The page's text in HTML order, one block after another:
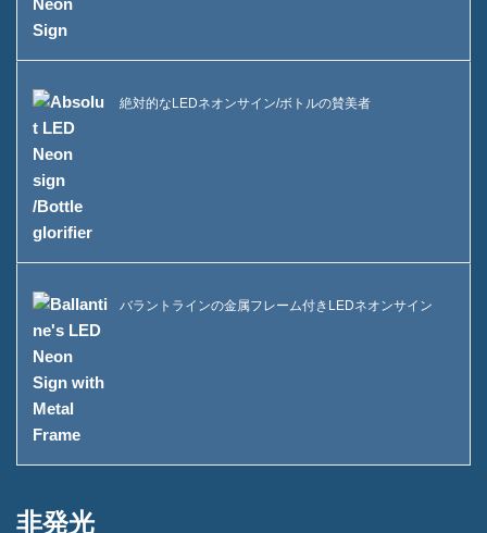
FAQ
ニュース
お問い合わせ
絶対的なLEDネオンサイン/ボトルの賛美者
バラントラインの金属フレーム付きLEDネオンサイン
非発光